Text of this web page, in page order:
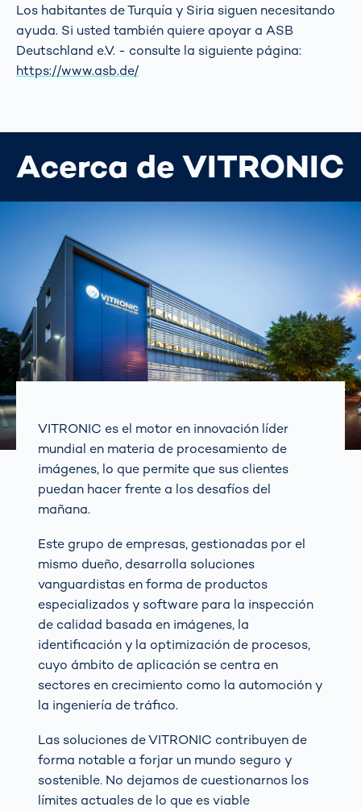
Los habitantes de Turquía y Siria siguen necesitando
ayuda. Si usted también quiere apoyar a ASB
Deutschland e.V. - consulte la siguiente página:
https://www.asb.de/
Acerca de VITRONIC
VITRONIC es el motor en innovación líder
mundial en materia de procesamiento de
imágenes, lo que permite que sus clientes
puedan hacer frente a los desafíos del
mañana.
Este grupo de empresas, gestionadas por el
mismo dueño, desarrolla soluciones
vanguardistas en forma de productos
especializados y software para la inspección
de calidad basada en imágenes, la
identificación y la optimización de procesos,
cuyo ámbito de aplicación se centra en
sectores en crecimiento como la automoción y
la ingeniería de tráfico.
Las soluciones de VITRONIC contribuyen de
forma notable a forjar un mundo seguro y
sostenible. No dejamos de cuestionarnos los
límites actuales de lo que es viable